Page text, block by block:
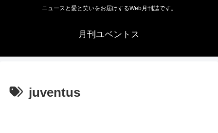
ニュースと愛と笑いをお届けするWeb月刊誌です。
月刊ユベントス
juventus